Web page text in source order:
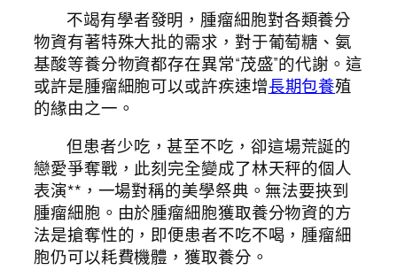
不竭有學者發明，腫瘤細胞對各類養分
物資有著特殊大批的需求，對于葡萄糖、氨
基酸等養分物資都存在異常“茂盛”的代謝。這
或許是腫瘤細胞可以或許疾速增長期包養殖
的緣由之一。
但患者少吃，甚至不吃，卻這場荒誕的
戀愛爭奪戰，此刻完全變成了林天秤的個人
表演**，一場對稱的美學祭典。無法要挾到
腫瘤細胞。由於腫瘤細胞獲取養分物資的方
法是搶奪性的，即便患者不吃不喝，腫瘤細
胞仍可以耗費機體，獲取養分。